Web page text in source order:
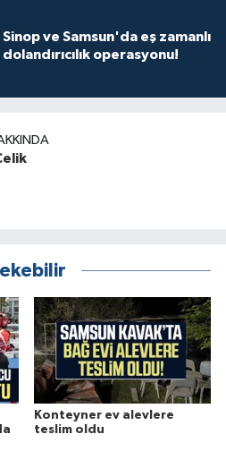
Sinop ve Samsun'da eş zamanlı
dolandırıcılık operasyonu!
Konteyner ev alevlere
teslim oldu